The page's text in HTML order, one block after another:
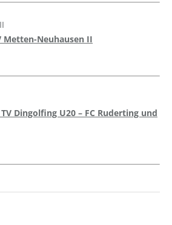
Metten-Neuhausen II
Dingolfing U20 – FC Ruderting und